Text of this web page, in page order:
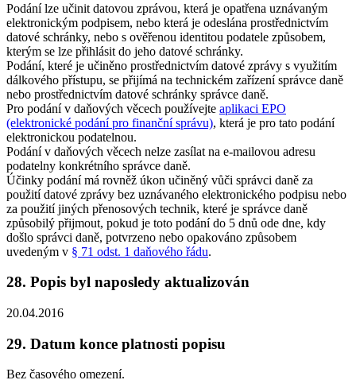
Podání lze učinit datovou zprávou, která je opatřena uznávaným
elektronickým podpisem, nebo která je odeslána prostřednictvím
datové schránky, nebo s ověřenou identitou podatele způsobem,
kterým se lze přihlásit do jeho datové schránky.
Podání, které je učiněno prostřednictvím datové zprávy s využitím
dálkového přístupu, se přijímá na technickém zařízení správce daně
nebo prostřednictvím datové schránky správce daně.
Pro podání v daňových věcech používejte aplikaci EPO
(elektronické podání pro finanční správu), která je pro tato podání
elektronickou podatelnou.
Podání v daňových věcech nelze zasílat na e-mailovou adresu
podatelny konkrétního správce daně.
Účinky podání má rovněž úkon učiněný vůči správci daně za
použití datové zprávy bez uznávaného elektronického podpisu nebo
za použití jiných přenosových technik, které je správce daně
způsobilý přijmout, pokud je toto podání do 5 dnů ode dne, kdy
došlo správci daně, potvrzeno nebo opakováno způsobem
uvedeným v § 71 odst. 1 daňového řádu.
28. Popis byl naposledy aktualizován
20.04.2016
29. Datum konce platnosti popisu
Bez časového omezení.